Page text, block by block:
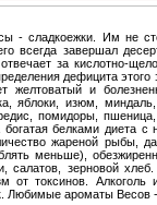
- сладкоежки. Им не
всегда завершал
за кислотно-
дефицита
желтоватый и
яблоки, изюм,
помидоры,
богатая белками диета
жареной рыбы,
меньше),
салатов, зерновой
от токсинов. Алкоголь
Любимые ароматы Весов